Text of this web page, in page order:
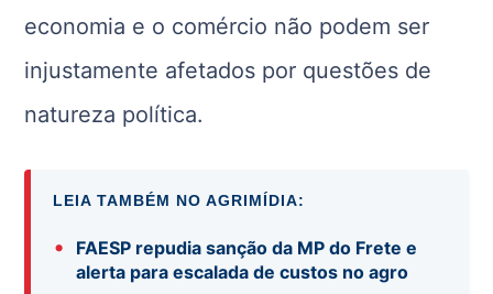
economia e o comércio não podem ser
injustamente afetados por questões de
natureza política.
LEIA TAMBÉM NO AGRIMÍDIA:
•
FAESP repudia sanção da MP do Frete e
alerta para escalada de custos no agro